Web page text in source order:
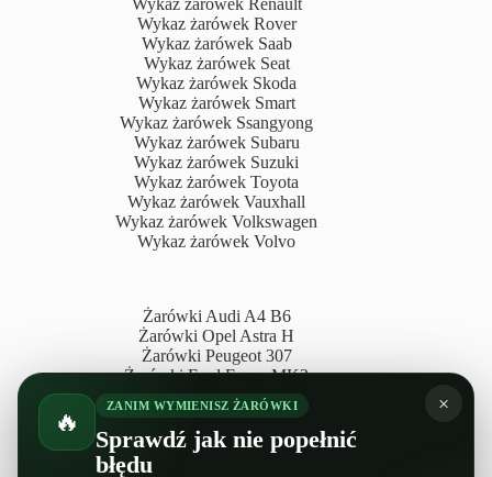
×
🔥
ZANIM WYMIENISZ ŻARÓWKI
Sprawdź jak nie popełnić
błędu
Wykaz żarówek Renault
Wykaz żarówek Rover
Wykaz żarówek Saab
Wykaz żarówek Seat
Wykaz żarówek Skoda
Wykaz żarówek Smart
Wykaz żarówek Ssangyong
Wykaz żarówek Subaru
Wykaz żarówek Suzuki
Wykaz żarówek Toyota
Wykaz żarówek Vauxhall
Wykaz żarówek Volkswagen
Wykaz żarówek Volvo
Żarówki Audi A4 B6
Żarówki Opel Astra H
Żarówki Peugeot 307
Żarówki Ford Focus MK2
Żarówki Audi A3 8P
Żarówki Opel Corsa D
Żarówki Peugeot 207
Żarówki Peugeot 206